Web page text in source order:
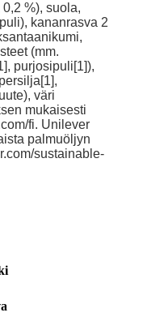
%), suola,
kananrasva 2
(mm.
purjosipuli[1]),
väri
mukaisesti
fi. Unilever
palmuöljyn
sustainable-